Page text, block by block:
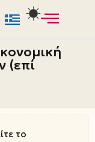
(επί
το